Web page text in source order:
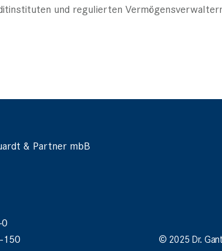
und regulierten
& Partner mbB
150
© 2025 Dr.